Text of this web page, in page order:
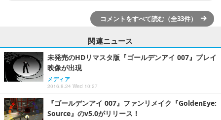
コメントをすべて読む（全33件）
関連ニュース
未発売のHDリマスタ版『ゴールデンアイ 007』プレイ
映像が出現
メディア
2016.8.24 Wed 10:27
『ゴールデンアイ 007』ファンリメイク『GoldenEye:
Source』のv5.0がリリース！